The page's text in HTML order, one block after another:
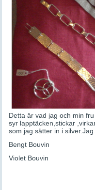
Detta är vad jag och min
syr lapptäcken,stickar
som jag sätter in i
Bengt Bouvin
Violet Bouvin